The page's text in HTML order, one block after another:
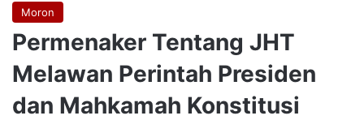
Moron
Permenaker Tentang JHT
Melawan Perintah Presiden
dan Mahkamah Konstitusi